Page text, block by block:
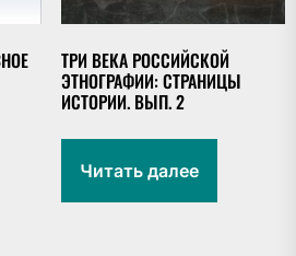
ТРИ ВЕКА РОССИЙСКОЙ
ЭТНОГРАФИИ: СТРАНИЦЫ
ИСТОРИИ. ВЫП. 2
Читать далее